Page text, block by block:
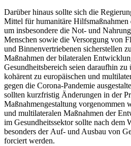
Darüber hinaus sollte sich die
Mittel für humanitäre Hilfsmaßnahmen
um insbesondere die Not- und
Menschen sowie die Versorgung von
und Binnenvertriebenen sicherstellen
Maßnahmen der bilateralen
Gesundheitsbereich seien daraufhin zu
kohärent zu europäischen und
gegen die Corona-Pandemie
sollten kurzfristig Änderungen in der
Maßnahmengestaltung vorgenommen
und multilateralen Maßnahmen der
im Gesundheitssektor sollte nach dem
besonders der Auf- und Ausbau von
forciert werden.